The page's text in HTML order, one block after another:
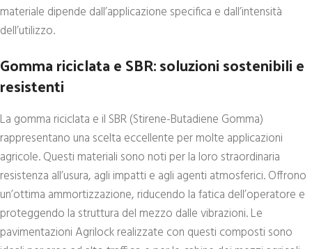
materiale dipende dall’applicazione specifica e dall’intensità
dell’utilizzo.
Gomma riciclata e SBR: soluzioni sostenibili e
resistenti
La gomma riciclata e il SBR (Stirene-Butadiene Gomma)
rappresentano una scelta eccellente per molte applicazioni
agricole. Questi materiali sono noti per la loro straordinaria
resistenza all’usura, agli impatti e agli agenti atmosferici. Offrono
un’ottima ammortizzazione, riducendo la fatica dell’operatore e
proteggendo la struttura del mezzo dalle vibrazioni. Le
pavimentazioni Agrilock realizzate con questi composti sono